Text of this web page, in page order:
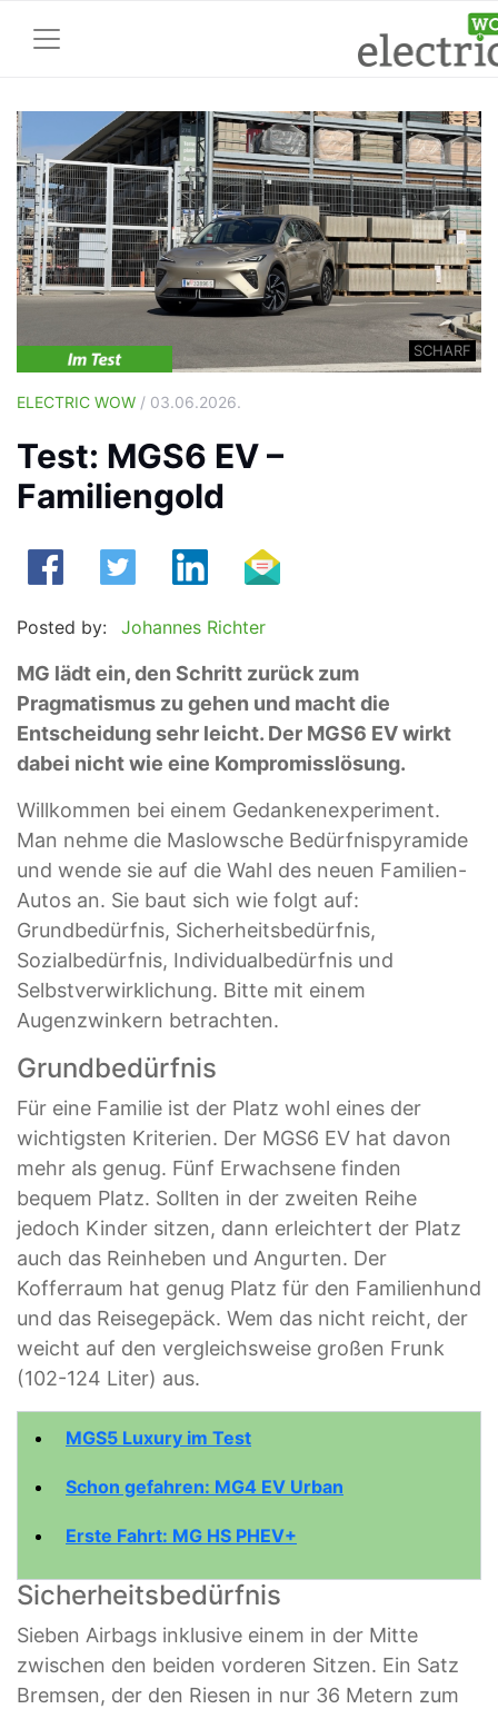
SCHARF
ELECTRIC WOW / 03.06.2026.
Test: MGS6 EV –
Familiengold
Posted by: Johannes Richter
MG lädt ein, den Schritt zurück zum
Pragmatismus zu gehen und macht die
Entscheidung sehr leicht. Der MGS6 EV wirkt
dabei nicht wie eine Kompromisslösung.
Willkommen bei einem Gedankenexperiment.
Man nehme die Maslowsche Bedürfnispyramide
und wende sie auf die Wahl des neuen Familien-
Autos an. Sie baut sich wie folgt auf:
Grundbedürfnis, Sicherheitsbedürfnis,
Sozialbedürfnis, Individualbedürfnis und
Selbstverwirklichung. Bitte mit einem
Augenzwinkern betrachten.
Grundbedürfnis
Für eine Familie ist der Platz wohl eines der
wichtigsten Kriterien. Der MGS6 EV hat davon
mehr als genug. Fünf Erwachsene finden
bequem Platz. Sollten in der zweiten Reihe
jedoch Kinder sitzen, dann erleichtert der Platz
auch das Reinheben und Angurten. Der
Kofferraum hat genug Platz für den Familienhund
und das Reisegepäck. Wem das nicht reicht, der
weicht auf den vergleichsweise großen Frunk
(102-124 Liter) aus.
MGS5 Luxury im Test
Schon gefahren: MG4 EV Urban
Erste Fahrt: MG HS PHEV+
Sicherheitsbedürfnis
Sieben Airbags inklusive einem in der Mitte
zwischen den beiden vorderen Sitzen. Ein Satz
Bremsen, der den Riesen in nur 36 Metern zum